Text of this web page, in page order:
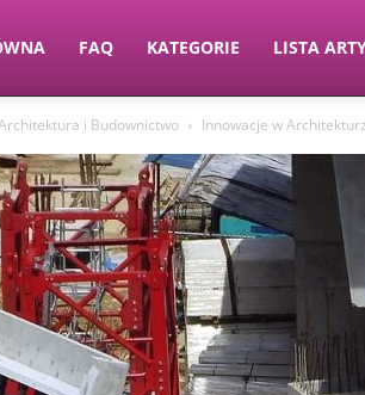
FAQ KATEGORIE LISTA
i Budownictwo Innowacje w